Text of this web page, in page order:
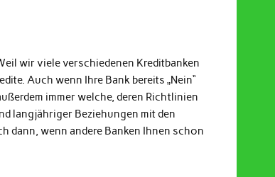
wir viele verschiedenen Kreditbanken
Auch wenn Ihre Bank bereits „Nein“
immer welche, deren Richtlinien
langjähriger Beziehungen mit den
dann, wenn andere Banken Ihnen schon